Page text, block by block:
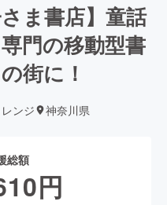
ま書店】童話
門の移動型書
街に！
ンジ 神奈川県
総額
円